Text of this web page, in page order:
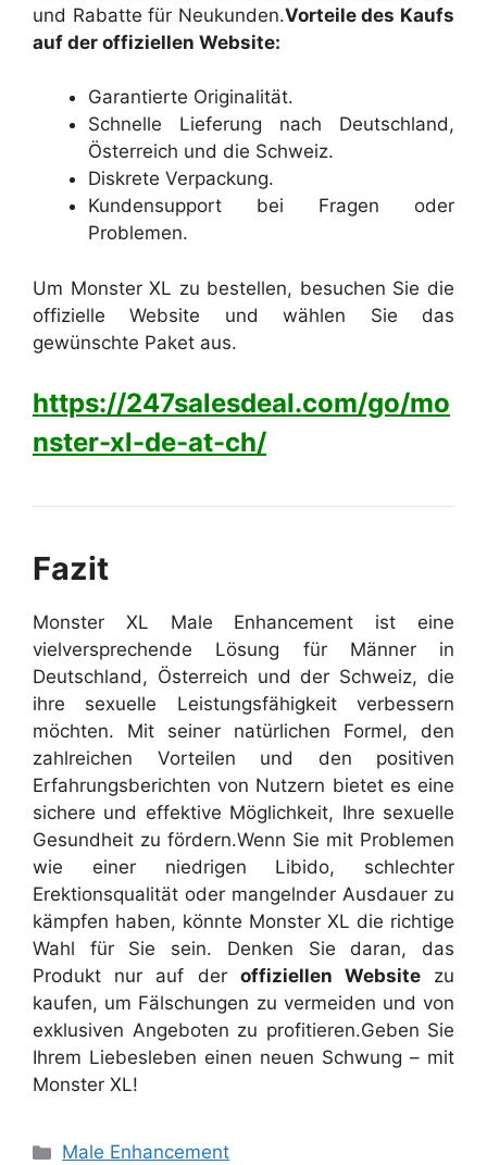
und Rabatte für Neukunden.Vorteile des Kaufs
auf der offiziellen Website:
Garantierte Originalität.
Schnelle Lieferung nach Deutschland,
Österreich und die Schweiz.
Diskrete Verpackung.
Kundensupport bei Fragen oder
Problemen.
Um Monster XL zu bestellen, besuchen Sie die
offizielle Website und wählen Sie das
gewünschte Paket aus.
https://247salesdeal.com/go/mo
nster-xl-de-at-ch/
Fazit
Monster XL Male Enhancement ist eine
vielversprechende Lösung für Männer in
Deutschland, Österreich und der Schweiz, die
ihre sexuelle Leistungsfähigkeit verbessern
möchten. Mit seiner natürlichen Formel, den
zahlreichen Vorteilen und den positiven
Erfahrungsberichten von Nutzern bietet es eine
sichere und effektive Möglichkeit, Ihre sexuelle
Gesundheit zu fördern.Wenn Sie mit Problemen
wie einer niedrigen Libido, schlechter
Erektionsqualität oder mangelnder Ausdauer zu
kämpfen haben, könnte Monster XL die richtige
Wahl für Sie sein. Denken Sie daran, das
Produkt nur auf der offiziellen Websitezu
kaufen, um Fälschungen zu vermeiden und von
exklusiven Angeboten zu profitieren.Geben Sie
Ihrem Liebesleben einen neuen Schwung – mit
Monster XL!
Categories
Male Enhancement